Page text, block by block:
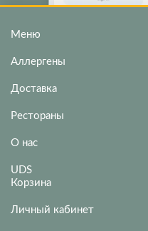
Меню
Аллергены
Доставка
Рестораны
О нас
UDS
Корзина
Личный кабинет